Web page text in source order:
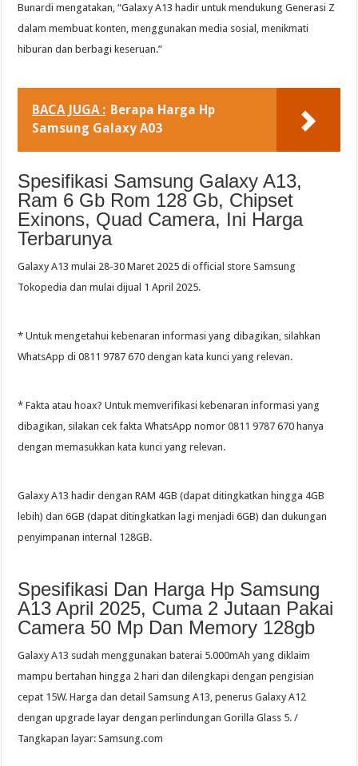
Bunardi mengatakan, “Galaxy A13 hadir untuk mendukung Generasi Z
dalam membuat konten, menggunakan media sosial, menikmati
hiburan dan berbagi keseruan.”
BACA JUGA : Berapa Harga Hp
Samsung Galaxy A03
Spesifikasi Samsung Galaxy A13,
Ram 6 Gb Rom 128 Gb, Chipset
Exinons, Quad Camera, Ini Harga
Terbarunya
Galaxy A13 mulai 28-30 Maret 2025 di official store Samsung
Tokopedia dan mulai dijual 1 April 2025.
* Untuk mengetahui kebenaran informasi yang dibagikan, silahkan
WhatsApp di 0811 9787 670 dengan kata kunci yang relevan.
* Fakta atau hoax? Untuk memverifikasi kebenaran informasi yang
dibagikan, silakan cek fakta WhatsApp nomor 0811 9787 670 hanya
dengan memasukkan kata kunci yang relevan.
Galaxy A13 hadir dengan RAM 4GB (dapat ditingkatkan hingga 4GB
lebih) dan 6GB (dapat ditingkatkan lagi menjadi 6GB) dan dukungan
penyimpanan internal 128GB.
Spesifikasi Dan Harga Hp Samsung
A13 April 2025, Cuma 2 Jutaan Pakai
Camera 50 Mp Dan Memory 128gb
Galaxy A13 sudah menggunakan baterai 5.000mAh yang diklaim
mampu bertahan hingga 2 hari dan dilengkapi dengan pengisian
cepat 15W. Harga dan detail Samsung A13, penerus Galaxy A12
dengan upgrade layar dengan perlindungan Gorilla Glass 5. /
Tangkapan layar: Samsung.com